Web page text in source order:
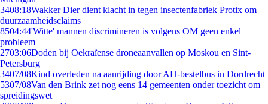
3408:18Wakker Dier dient klacht in tegen insectenfabriek Protix om
duurzaamheidsclaims
8504:44'Witte' mannen discrimineren is volgens OM geen enkel
probleem
2703:06Doden bij Oekraïense droneaanvallen op Moskou en Sint-
Petersburg
3407/08Kind overleden na aanrijding door AH-bestelbus in Dordrecht
5307/08Van den Brink zet nog eens 14 gemeenten onder toezicht om
spreidingswet